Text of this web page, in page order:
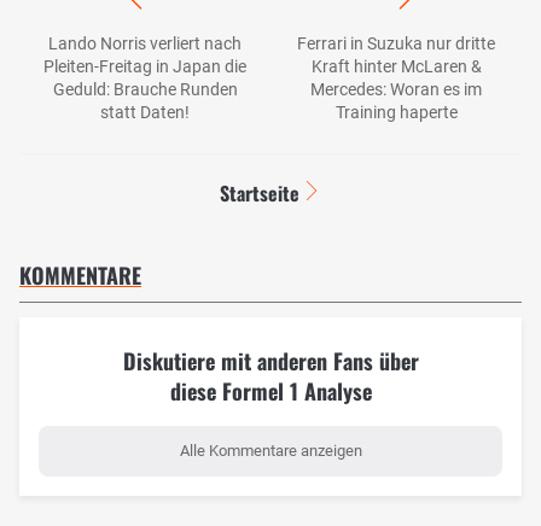
Lando Norris verliert nach
Pleiten-Freitag in Japan die
Geduld: Brauche Runden
statt Daten!
Ferrari in Suzuka nur dritte
Kraft hinter McLaren &
Mercedes: Woran es im
Training haperte
Startseite
KOMMENTARE
Diskutiere mit anderen Fans über
diese Formel 1 Analyse
Alle Kommentare anzeigen